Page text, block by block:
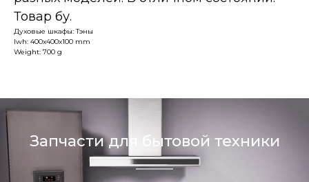
Товар бу.
Духовые шкафы: Тэны
lwh: 400x400x100 mm
Weight: 700 g
Запчасти для бытовой техники